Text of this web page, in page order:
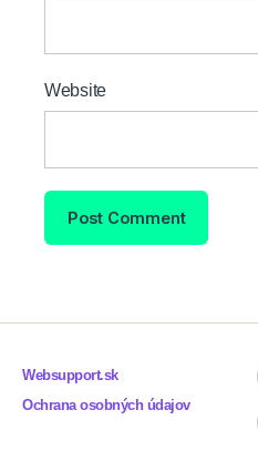
Website
Websupport.sk
Ochrana osobných údajov